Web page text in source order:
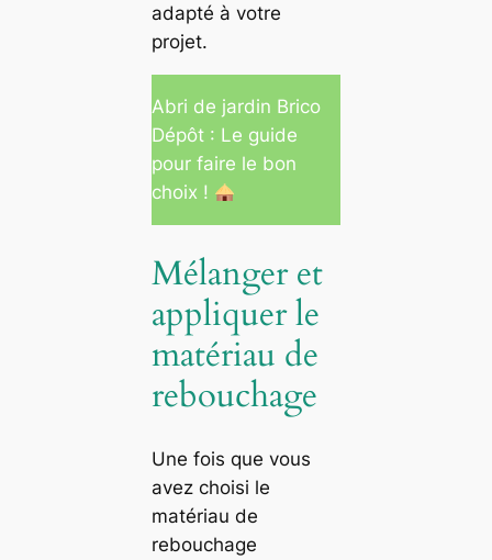
adapté à votre
projet.
Abri de jardin Brico
Dépôt : Le guide
pour faire le bon
choix !
Mélanger et
appliquer le
matériau de
rebouchage
Une fois que vous
avez choisi le
matériau de
rebouchage